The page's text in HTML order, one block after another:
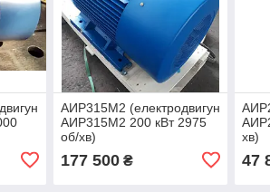
АИР315М2 (електродвигун
АИР315М2 200 кВт 2975
об/хв)
177 500₴
хв)
47